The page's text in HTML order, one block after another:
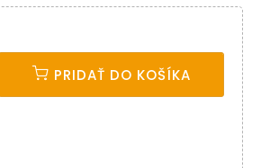
PRIDAŤ DO KOŠÍKA